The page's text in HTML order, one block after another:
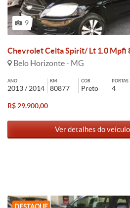
9
Chevrolet Celta Spirit/ Lt 1.0 Mpfi
Belo Horizonte - MG
ANO
2013 / 2014
KM
80877
COR
Preto
PORTAS
4
R$ 29.900,00
Ver detalhes do veículo